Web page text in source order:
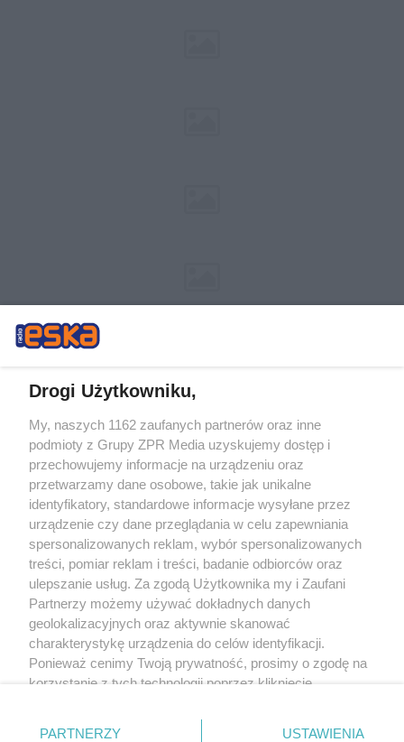
Żaden utwór zamieszczony w serwisie nie może być powielany i
rozpowszechniany lub dalej rozpowszechniany w jakikolwiek sposób (w
tym także elektroniczny lub mechaniczny) na jakimkolwiek polu
eksploatacji w jakiejkolwiek formie, włącznie z umieszczaniem w Internecie
bez pisemnej zgody właściciela praw. Jakiekolwiek użycie lub
wykorzystanie utworów w całości lub w części z naruszeniem prawa, tzn.
bez właściwej zgody, jest zabronione pod groźbą kary i może być ścigane
prawnie.
O nas
Drogi Użytkowniku,
My, naszych 1162 zaufanych partnerów oraz inne
podmioty z Grupy ZPR Media uzyskujemy dostęp i
przechowujemy informacje na urządzeniu oraz
przetwarzamy dane osobowe, takie jak unikalne
identyfikatory, standardowe informacje wysyłane przez
urządzenie czy dane przeglądania w celu zapewniania
spersonalizowanych reklam, wybór spersonalizowanych
treści, pomiar reklam i treści, badanie odbiorców oraz
ulepszanie usług. Za zgodą Użytkownika my i Zaufani
Partnerzy możemy używać dokładnych danych
geolokalizacyjnych oraz aktywnie skanować
charakterystykę urządzenia do celów identyfikacji.
Ponieważ cenimy Twoją prywatność, prosimy o zgodę na
korzystanie z tych technologii poprzez kliknięcie
zmienić/wycofać klikając przycisk ustawień prywatności
PARTNERZY USTAWIENIA